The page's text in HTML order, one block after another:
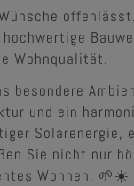
Wohnqualität.
besondere
und ein
Solarenergie,
Sie nicht nur
Wohnen. 🌱☀️